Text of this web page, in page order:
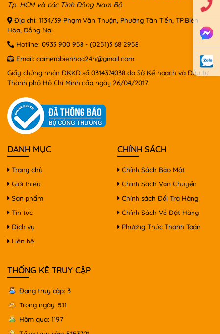
Tp. HCM và các Tỉnh Đông Nam Bộ
Địa chỉ: 1134/39 Phạm Văn Thuận, Phường Tân Tiến, TP.Biên
Hòa, Đồng Nai
Hotline: 0933 900 958 - (0251)3 68 2958
Email: camerabienhoa24h@gmail.com
Giấy chứng nhận ĐKKD số 0314374038 do Sở Kế hoạch và Đầu tư
Thành phố Hồ Chí Minh cấp ngày 26/04/2017
DANH MỤC
Trang chủ
Giới thiệu
Sản phẩm
Tin tức
Dịch vụ
Liên hệ
CHÍNH SÁCH
Chính Sách Bảo Mật
Chính Sách Vận Chuyển
Chính sách Đổi Trả Hàng
Chính Sách Về Đặt Hàng
Phương Thức Thanh Toán
THỐNG KÊ TRUY CẬP
Đang truy cập: 3
Trong ngày: 511
Hôm qua: 1197